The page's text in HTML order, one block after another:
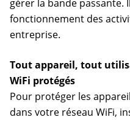
gérer la bande passante.
fonctionnement des
entreprise.
Tout appareil, tout
WiFi protégés
Pour protéger les
dans votre réseau WiFi,